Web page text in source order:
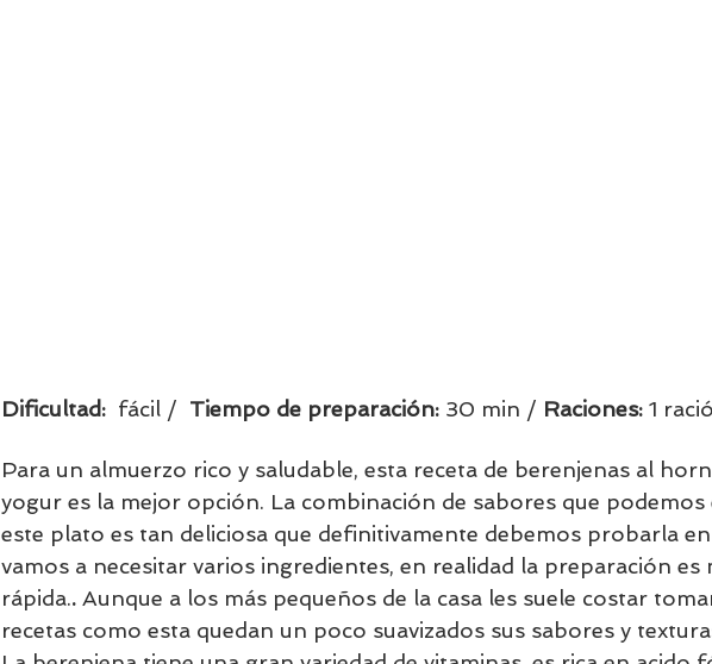
Dificultad: fácil / Tiempo de preparación: 30 min / Raciones: 1
Para un almuerzo rico y saludable, esta receta de berenjenas al
yogur es la mejor opción. La combinación de sabores que
este plato es tan deliciosa que definitivamente debemos probarla en
vamos a necesitar varios ingredientes, en realidad la preparación es
rápida.. Aunque a los más pequeños de la casa les suele costar
recetas como esta quedan un poco suavizados sus sabores y